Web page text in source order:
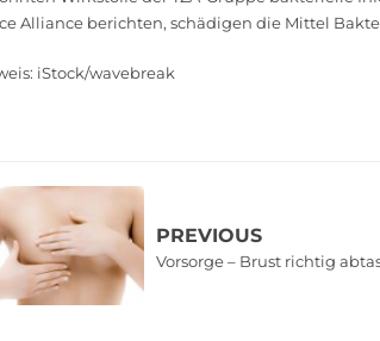
Alliance ­­berichten, schädigen die Mittel
iStock/wavebreak
PREVIOUS
Vorsorge – Brust richtig